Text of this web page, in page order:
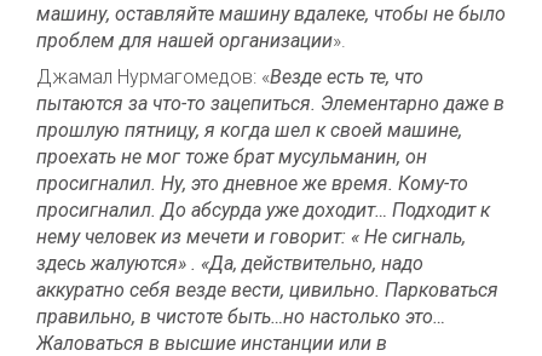
машину, оставляйте машину вдалеке, чтобы не было
проблем для нашей организации».
Джамал Нурмагомедов: «Везде есть те, что
пытаются за что-то зацепиться. Элементарно даже в
прошлую пятницу, я когда шел к своей машине,
проехать не мог тоже брат мусульманин, он
просигналил. Ну, это дневное же время. Кому-то
просигналил. До абсурда уже доходит… Подходит к
нему человек из мечети и говорит: « Не сигналь,
здесь жалуются» . «Да, действительно, надо
аккуратно себя везде вести, цивильно. Парковаться
правильно, в чистоте быть…но настолько это…
Жаловаться в высшие инстанции или в